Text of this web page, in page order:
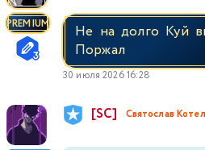
PREMIUM
Не на долго Куй
Поржал
30 июля 2026 16:28
[SC] Святослав